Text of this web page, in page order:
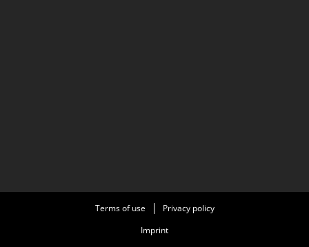
Terms of use
Privacy policy
Imprint